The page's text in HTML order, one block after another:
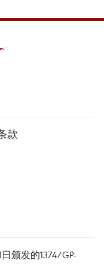
款
颁发的1374/GP-